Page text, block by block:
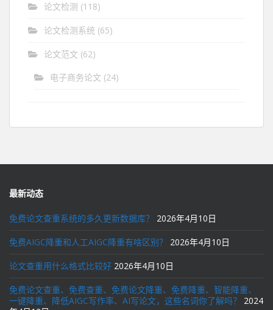
论文检测 (118)
论文检测系统 (65)
论文范文 (62)
电子商务论文 (24)
最新动态
免费论文查重系统的多久更新数据库？ 2026年4月10日
免费AIGC降重和人工AIGC降重有啥区别？ 2026年4月10日
论文查重用什么格式比较好 2026年4月10日
免费论文查重、免费查重、免费论文降重、免费降重、智能降重、
一键降重、降低AIGC写作率、AI写论文，这些名词你了解吗？
2024